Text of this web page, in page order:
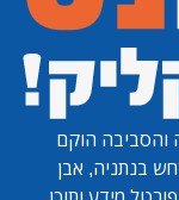
והסביבה הוקם
בנתניה, אבן